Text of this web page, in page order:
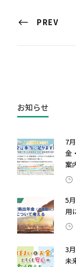
PREV
お知らせ
7
金
案
5
用
3
未